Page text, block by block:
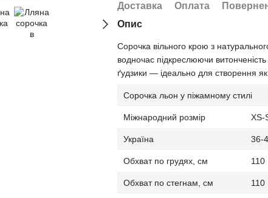
Доставка Оплата
Опис
Сорочка вільного крою з
водночас підкреслюючи
ґудзики — ідеально для створення
Сорочка льон у піжамному стилі
Міжнародний розмір XS-
Україна 36-
Обхват по грудях, см 110
Обхват по стегнам, см 110